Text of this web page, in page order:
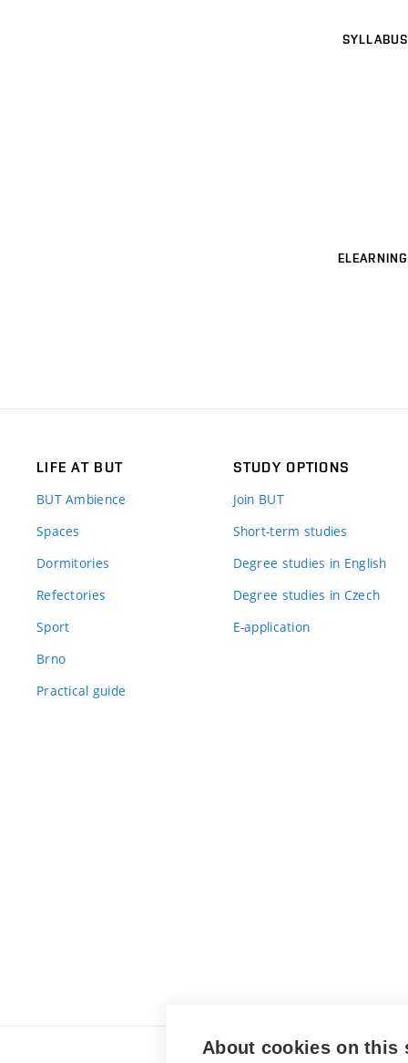
SYLLABUS
ELEARNING
LIFE AT BUT
BUT Ambience
Spaces
Dormitories
Refectories
Sport
Brno
Practical guide
STUDY OPTIONS
Join BUT
Short-term studies
Degree studies in English
Degree studies in Czech
E-application
About cookies on this